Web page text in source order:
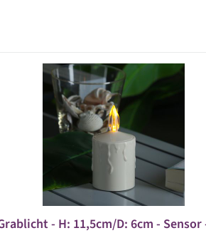
- H: 11,5cm/D: 6cm -